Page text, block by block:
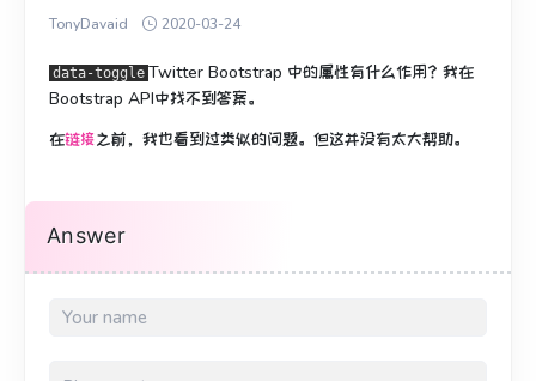
TonyDavaid 2020-03-24
data-toggle Twitter Bootstrap 中的属性有什么作用？ 我在
Bootstrap API中找不到答案。
在链接之前，我也看到过类似的问题。 但这并没有太大帮助。
Answer